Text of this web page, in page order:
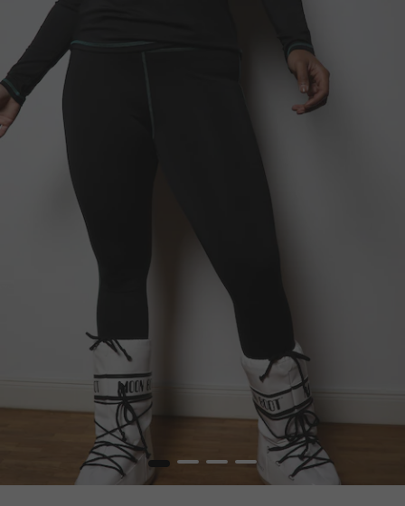
1 2 3 4